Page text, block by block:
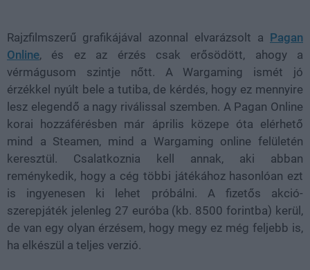
Rajzfilmszerű grafikájával azonnal elvarázsolt a Pagan
Online, és ez az érzés csak erősödött, ahogy a
vérmágusom szintje nőtt. A Wargaming ismét jó
érzékkel nyúlt bele a tutiba, de kérdés, hogy ez mennyire
lesz elegendő a nagy riválissal szemben. A Pagan Online
korai hozzáférésben már április közepe óta elérhető
mind a Steamen, mind a Wargaming online felületén
keresztül. Csalatkoznia kell annak, aki abban
reménykedik, hogy a cég többi játékához hasonlóan ezt
is ingyenesen ki lehet próbálni. A fizetős akció-
szerepjáték jelenleg 27 euróba (kb. 8500 forintba) kerül,
de van egy olyan érzésem, hogy megy ez még feljebb is,
ha elkészül a teljes verzió.